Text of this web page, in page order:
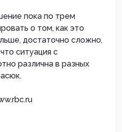
пока по трем
о том, как это
достаточно сложно,
ситуация с
различна в разных